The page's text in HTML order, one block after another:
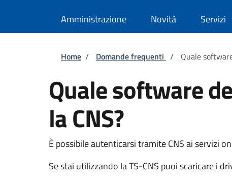
Amministrazione Novità Servizi
Briciole di pane
Home / Domande frequenti / Quale
Quale software
la CNS?
È possibile autenticarsi tramite CNS ai servizi
Se stai utilizzando la TS-CNS puoi scaricare i